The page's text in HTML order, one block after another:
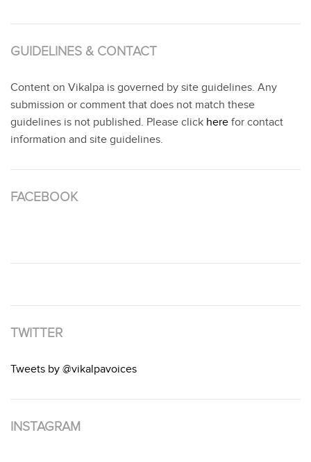
GUIDELINES & CONTACT
Content on Vikalpa is governed by site guidelines. Any
submission or comment that does not match these
guidelines is not published. Please click here for contact
information and site guidelines.
FACEBOOK
TWITTER
Tweets by @vikalpavoices
INSTAGRAM